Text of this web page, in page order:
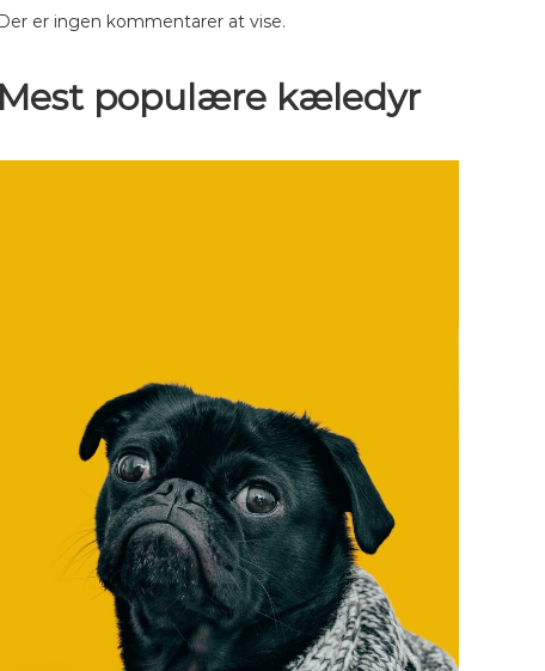
Der er ingen kommentarer at vise.
Mest populære kæledyr